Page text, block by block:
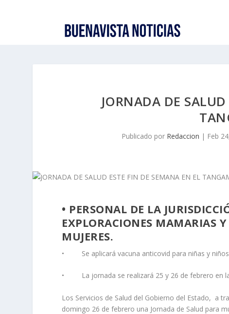
JORNADA DE
Publicado por Redaccion | Feb
• PERSONAL DE LA
EXPLORACIONES MAMARIAS
MUJERES.
• Se aplicará vacuna anticovid para niñas y niños
• La jornada se realizará 25 y 26 de febrero en la
Los Servicios de Salud del Gobierno del Estado, a
domingo 26 de febrero una Jornada de Salud para